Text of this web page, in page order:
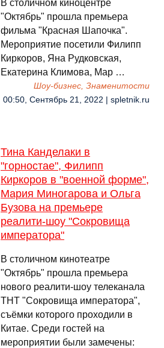
В столичном киноцентре
"Октябрь" прошла премьера
фильма "Красная Шапочка".
Мероприятие посетили Филипп
Киркоров, Яна Рудковская,
Екатерина Климова, Мар …
Шоу-бизнес, Знаменитости
00:50, Сентябрь 21, 2022 | spletnik.ru
Тина Канделаки в
"горностае", Филипп
Киркоров в "военной форме",
Мария Миногарова и Ольга
Бузова на премьере
реалити-шоу "Сокровища
императора"
В столичном кинотеатре
"Октябрь" прошла премьера
нового реалити-шоу телеканала
ТНТ "Сокровища императора",
съёмки которого проходили в
Китае. Среди гостей на
мероприятии были замечены: